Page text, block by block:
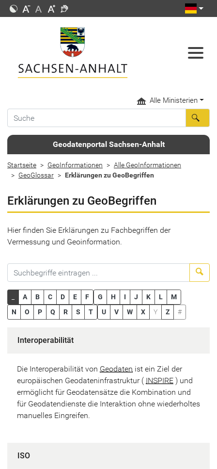
Alle Ministerien
Geodatenportal Sachsen-Anhalt
Startseite GeoInformationen
Alle GeoInformationen
GeoGlossar
Erklärungen zu GeoBegriffen
Erklärungen zu GeoBegriffen
Hier finden Sie Erklärungen zu Fachbegriffen der
Vermessung und Geoinformation.
A B C D E F G H I J K L
M
N
O P Q R S T U V W X Y Z #
Interoperabilität
Die Interoperabilität von Geodaten ist ein Ziel der
europäischen Geodateninfrastruktur ( INSPIRE ) und
ermöglicht für Geodatensätze die Kombination und
für Geodatendienste die Interaktion ohne wiederholtes
manuelles Eingreifen.
ISO